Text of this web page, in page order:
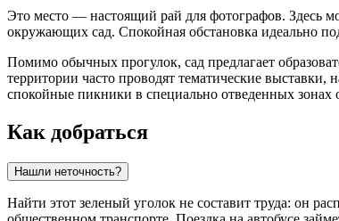
Это место — настоящий рай для фотографов. Здесь
окружающих сад. Спокойная обстановка идеально
Помимо обычных прогулок, сад предлагает
территории часто проводят тематические выставки,
спокойные пикники в специально отведенных зонах
Как добраться
Нашли неточность?
Найти этот зеленый уголок не составит труда: он